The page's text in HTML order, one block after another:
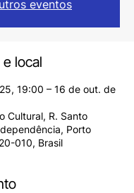
eventos
local
19:00 – 16 de out. de
Cultural, R. Santo
Porto
010, Brasil